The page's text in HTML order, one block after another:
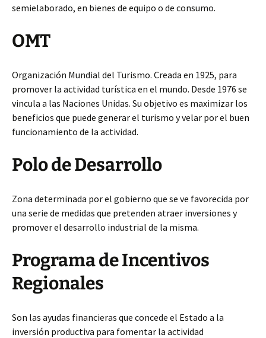
semielaborado, en bienes de equipo o de consumo.
OMT
Organización Mundial del Turismo. Creada en 1925, para
promover la actividad turística en el mundo. Desde 1976 se
vincula a las Naciones Unidas. Su objetivo es maximizar los
beneficios que puede generar el turismo y velar por el buen
funcionamiento de la actividad.
Polo de Desarrollo
Zona determinada por el gobierno que se ve favorecida por
una serie de medidas que pretenden atraer inversiones y
promover el desarrollo industrial de la misma.
Programa de Incentivos
Regionales
Son las ayudas financieras que concede el Estado a la
inversión productiva para fomentar la actividad